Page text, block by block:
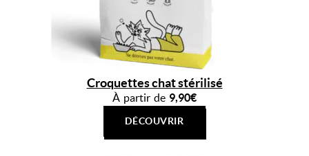
Croquettes chat stérilisé
À partir de 9,90€
DÉCOUVRIR